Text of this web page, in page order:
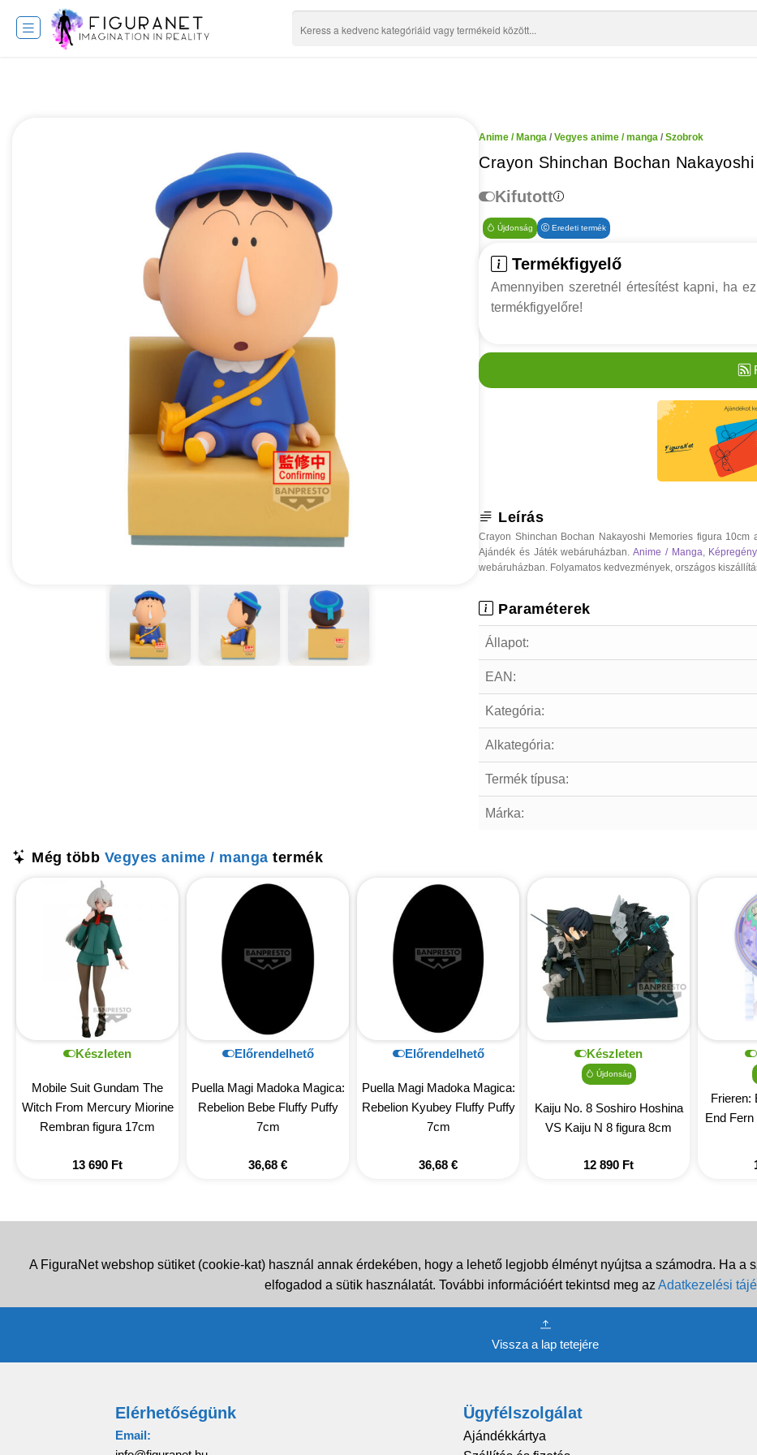
Anime / Manga / Vegyes anime / manga / Szobrok
Crayon Shinchan Bochan
Kifutott
Újdonság Eredeti termék
Termékfigyelő
Amennyiben szeretnél értesítést kapni, ha
termékfigyelőre!
Leírás
Crayon Shinchan Bochan Nakayoshi Memories figura 10cm
Ajándék és Játék webáruházban. Anime / Manga Képregény,
webáruházban. Folyamatos kedvezmények, országos
Paraméterek
Állapot:
EAN:
Kategória:
Alkategória:
Termék típusa:
Márka:
Még több Vegyes anime / manga termék
Készleten
Mobile Suit Gundam The
Witch From Mercury Miorine
Rembran figura 17cm
13 690 Ft
Előrendelhető
Puella Magi Madoka Magica:
Rebelion Bebe Fluffy Puffy
7cm
36,68 €
Előrendelhető
Puella Magi Madoka Magica:
Rebelion Kyubey Fluffy Puffy
7cm
36,68 €
Készleten
Újdonság
Kaiju No. 8 Soshiro Hoshina
VS Kaiju N 8 figura 8cm
12 890 Ft
Frieren:
End
A FiguraNet webshop sütiket (cookie-kat) használ annak érdekében, hogy a lehető legjobb élményt nyújtsa a számodra. Ha a
elfogadod a sütik használatát. További információért tekintsd meg az Adatkezelési
Vissza a lap tetejére
Elérhetőségünk
Email:
Ügyfélszolgálat
Ajándékkártya